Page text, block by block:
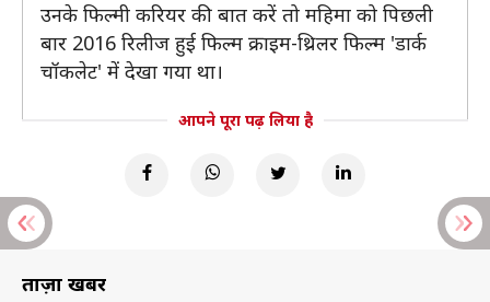
उनके फिल्मी करियर की बात करें तो महिमा को पिछली
बार 2016 रिलीज हुई फिल्म क्राइम-थ्रिलर फिल्म 'डार्क
चॉकलेट' में देखा गया था।
आपने पूरा पढ़ लिया है
ताज़ा खबरें